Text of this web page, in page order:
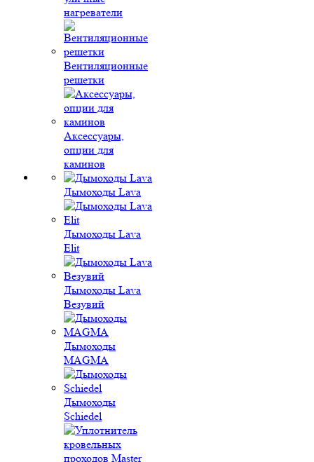
нагреватели
Вентиляционные
решетки
Аксессуары,
опции для
каминов
Дымоходы Lava
Дымоходы Lava
Elit
Дымоходы Lava
Везувий
Дымоходы
MAGMA
Дымоходы
Schiedel